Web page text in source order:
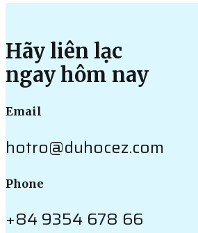
Hãy liên lạc
ngay hôm nay
Email
hotro@duhocez.com
Phone
+84 9354 678 66